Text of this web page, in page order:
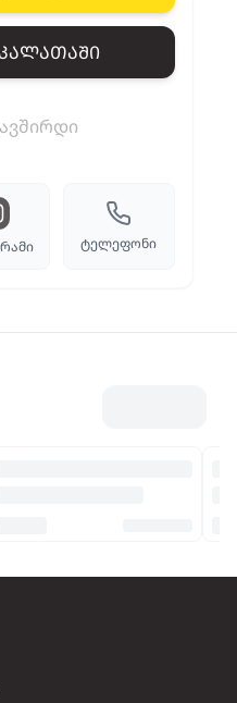
cart
ტელეფონი